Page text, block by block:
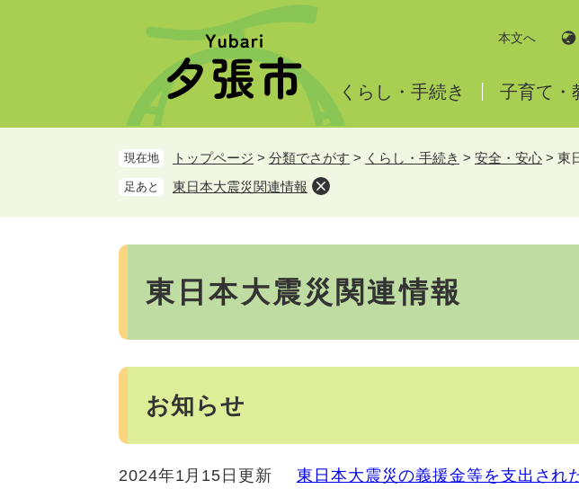
本文へ
くらし・ 手続き 子育て・
現在地 トップページ > 分類でさがす > くらし・手続き > 安全・安心 > 東
足あと 東日本大震災関連情報
本
東日本大震災関連情報
お知らせ
2024年1月15日更新 東日本大震災の義援金等を支出され